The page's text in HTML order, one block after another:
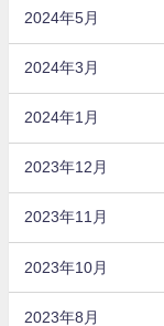
2024年5月
2024年3月
2024年1月
2023年12月
2023年11月
2023年10月
2023年8月